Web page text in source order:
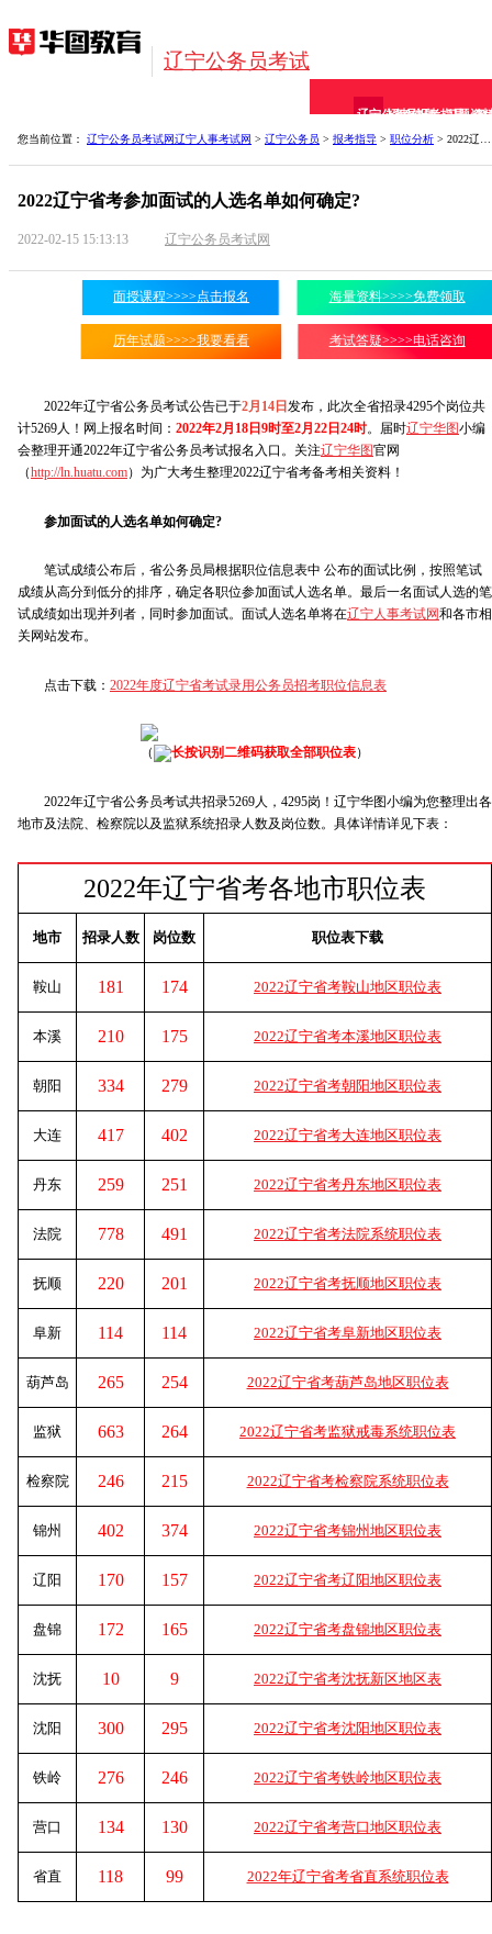
辽宁公务员考试
辽宁公务员
招考信息报考指导习题资备
您当前位置： 辽宁公务员考试网辽宁人事考试网 > 辽宁公务员 > 报考指导 > 职位分析 > 2022辽宁省考参加面试的人选名单如何确定?
2022辽宁省考参加面试的人选名单如何确定?
2022-02-15 15:13:13 辽宁公务员考试网
面授课程>>>>点击报名 海量资料>>>>免费领取
历年试题>>>>我要看看 考试答疑>>>>电话咨询
2022年辽宁省公务员考试公告已于2月14日发布，此次全省招录4295个岗位共
计5269人！网上报名时间： 2022年2月18日9时至2月22日24时。届时辽宁华图小编
会整理开通2022年辽宁省公务员考试报名入口。关注辽宁华图官网
（http://ln.huatu.com）为广大考生整理2022辽宁省考备考相关资料！
参加面试的人选名单如何确定?
笔试成绩公布后，省公务员局根据职位信息表中 公布的面试比例，按照笔试
成绩从高分到低分的排序，确定各职位参加面试人选名单。最后一名面试人选的笔
试成绩如出现并列者，同时参加面试。面试人选名单将在辽宁人事考试网和各市相
关网站发布。
点击下载： 2022年度辽宁省考试录用公务员招考职位信息表
（ 长按识别二维码获取全部职位表）
2022年辽宁省公务员考试共招录5269人，4295岗！辽宁华图小编为您整理出各
地市及法院、检察院以及监狱系统招录人数及岗位数。具体详情详见下表：
2022年辽宁省考各地市职位表
地市 招录人数 岗位数 职位表下载
鞍山 181 174 2022辽宁省考鞍山地区职位表
本溪 210 175 2022辽宁省考本溪地区职位表
朝阳 334 279 2022辽宁省考朝阳地区职位表
大连 417 402 2022辽宁省考大连地区职位表
丹东 259 251 2022辽宁省考丹东地区职位表
法院 778 491 2022辽宁省考法院系统职位表
抚顺 220 201 2022辽宁省考抚顺地区职位表
阜新 114 114 2022辽宁省考阜新地区职位表
葫芦岛 265 254 2022辽宁省考葫芦岛地区职位表
监狱 663 264 2022辽宁省考监狱戒毒系统职位表
检察院 246 215 2022辽宁省考检察院系统职位表
锦州 402 374 2022辽宁省考锦州地区职位表
辽阳 170 157 2022辽宁省考辽阳地区职位表
盘锦 172 165 2022辽宁省考盘锦地区职位表
沈抚 10 9 2022辽宁省考沈抚新区地区表
沈阳 300 295 2022辽宁省考沈阳地区职位表
铁岭 276 246 2022辽宁省考铁岭地区职位表
营口 134 130 2022辽宁省考营口地区职位表
省直 118 99 2022年辽宁省考省直系统职位表